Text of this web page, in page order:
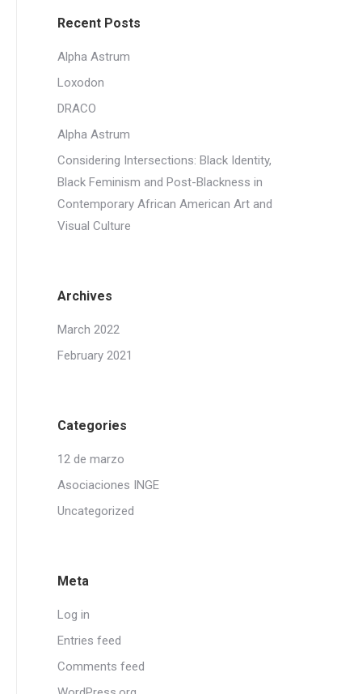
Recent Posts
Alpha Astrum
Loxodon
DRACO
Alpha Astrum
Considering Intersections: Black Identity,
Black Feminism and Post-Blackness in
Contemporary African American Art and
Visual Culture
Archives
March 2022
February 2021
Categories
12 de marzo
Asociaciones INGE
Uncategorized
Meta
Log in
Entries feed
Comments feed